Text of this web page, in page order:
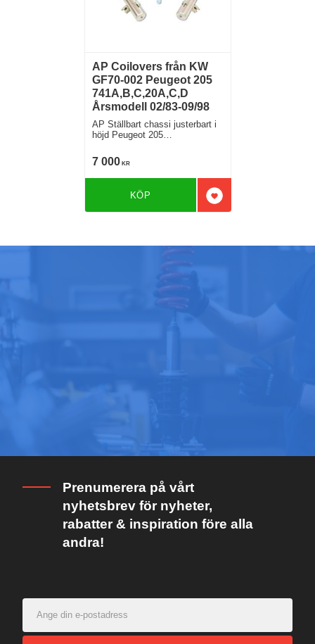
AP Coilovers från KW
GF70-002 Peugeot 205
741A,B,C,20A,C,D
Årsmodell 02/83-09/98
AP Ställbart chassi justerbart i
höjd Peugeot 205
7 000KR
Lägg till i favoriter
KÖP
Prenumerera på vårt
nyhetsbrev för nyheter,
rabatter & inspiration före alla
andra!